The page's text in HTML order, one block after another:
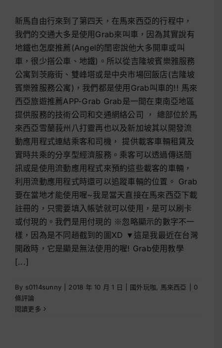
新馬自由行來到了第四天，在馬來西亞的行程中，
我們的交通大多是使用Grab來叫車，因為其實說有
地鐵也怎麼推薦(Angel的閨密說他大多開車或叫
車，很少搭公車、地鐵)。所以從吉隆坡賓樂雅服務
公寓到茨廠街、雙峰塔或是中央市場回飯店(吉隆坡
賓樂雅服務公寓)，我們都是使用Grab叫車的!! 馬來
西亞旅遊推薦APP-Grab Grab是一間在東南亞地區
提供服務的技術公司和交通網絡公司 ， 總部位於馬
來西亞雪蘭莪州八打靈再也以及新加坡其以開發流
動應用程式連結乘客和司機， 提供載客車輛租賃及
實時共乘的分享型經濟服務。乘客可以透過傳送簡
訊或是使用流動應用程式來預約這些載客的車輛，
利用流動應用程式時還可以追蹤車輛的位置。 Grab
要在當地才能使用喔~我是當天直接在馬來西亞下載
註冊的，只需要填入帳號就可以使用，是可以刷卡
或付現的。我們是用付現的 ※忽略顯示的數字不一
樣，因為是不同趟截到的圖XD ▼這是我最近在台灣
開啟時，它是顯是無法使用的喔! Grab使用教學
[...]
By s0114sunny 2018 年 10 月 1 日 國外玩咖 馬來西亞
0
條評論
閱讀更多